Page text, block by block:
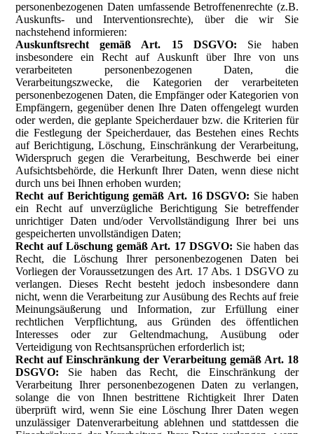
personenbezogenen Daten umfassende Betroffenenrechte (z.B.
Auskunfts- und Interventionsrechte), über die wir Sie
nachstehend informieren:
Auskunftsrecht gemäß Art. 15 DSGVO: Sie haben
insbesondere ein Recht auf Auskunft über Ihre von uns
verarbeiteten personenbezogenen Daten, die
Verarbeitungszwecke, die Kategorien der verarbeiteten
personenbezogenen Daten, die Empfänger oder Kategorien von
Empfängern, gegenüber denen Ihre Daten offengelegt wurden
oder werden, die geplante Speicherdauer bzw. die Kriterien für
die Festlegung der Speicherdauer, das Bestehen eines Rechts
auf Berichtigung, Löschung, Einschränkung der Verarbeitung,
Widerspruch gegen die Verarbeitung, Beschwerde bei einer
Aufsichtsbehörde, die Herkunft Ihrer Daten, wenn diese nicht
durch uns bei Ihnen erhoben wurden;
Recht auf Berichtigung gemäß Art. 16 DSGVO: Sie haben
ein Recht auf unverzügliche Berichtigung Sie betreffender
unrichtiger Daten und/oder Vervollständigung Ihrer bei uns
gespeicherten unvollständigen Daten;
Recht auf Löschung gemäß Art. 17 DSGVO: Sie haben das
Recht, die Löschung Ihrer personenbezogenen Daten bei
Vorliegen der Voraussetzungen des Art. 17 Abs. 1 DSGVO zu
verlangen. Dieses Recht besteht jedoch insbesondere dann
nicht, wenn die Verarbeitung zur Ausübung des Rechts auf freie
Meinungsäußerung und Information, zur Erfüllung einer
rechtlichen Verpflichtung, aus Gründen des öffentlichen
Interesses oder zur Geltendmachung, Ausübung oder
Verteidigung von Rechtsansprüchen erforderlich ist;
Recht auf Einschränkung der Verarbeitung gemäß Art. 18
DSGVO: Sie haben das Recht, die Einschränkung der
Verarbeitung Ihrer personenbezogenen Daten zu verlangen,
solange die von Ihnen bestrittene Richtigkeit Ihrer Daten
überprüft wird, wenn Sie eine Löschung Ihrer Daten wegen
unzulässiger Datenverarbeitung ablehnen und stattdessen die